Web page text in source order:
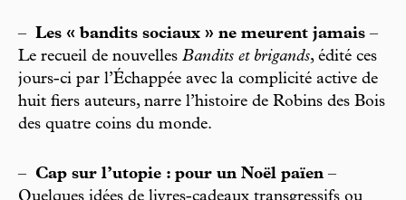
– Les « bandits sociaux » ne meurent jamais –
Le recueil de nouvelles Bandits et brigands, édité ces
jours-ci par l’Échappée avec la complicité active de
huit fiers auteurs, narre l’histoire de Robins des Bois
des quatre coins du monde.
– Cap sur l’utopie : pour un Noël païen –